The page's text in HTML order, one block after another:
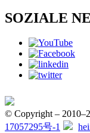
SOZIALE
© Copyright –
17057295号-1